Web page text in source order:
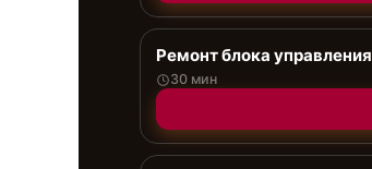
Ремонт блока управления
30 мин